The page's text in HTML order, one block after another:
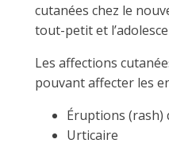
cutanées chez le
tout-petit et
Les affections
pouvant affecter les
Éruptions (rash)
Urticaire